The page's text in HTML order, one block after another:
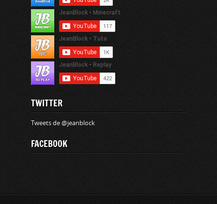
TWITTER
Tweets de @jeanblock
FACEBOOK